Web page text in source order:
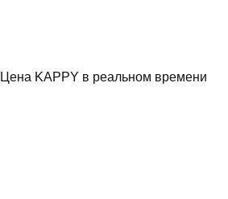
Цена KAPPY в реальном времени